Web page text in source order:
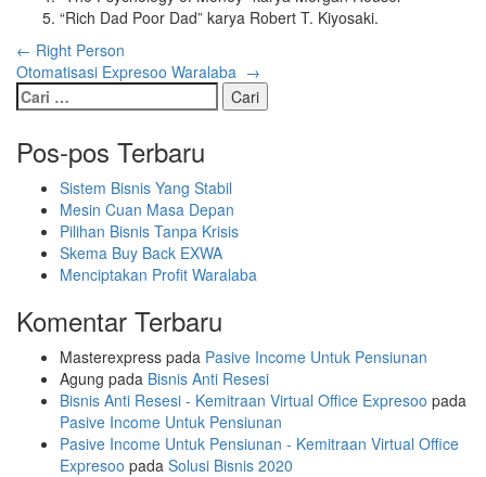
“Rich Dad Poor Dad” karya Robert T. Kiyosaki.
Navigasi
pos
← Right Person
Otomatisasi Expresoo Waralaba →
Cari
untuk:
Pos-pos Terbaru
Sistem Bisnis Yang Stabil
Mesin Cuan Masa Depan
Pilihan Bisnis Tanpa Krisis
Skema Buy Back EXWA
Menciptakan Profit Waralaba
Komentar Terbaru
Masterexpress pada Pasive Income Untuk Pensiunan
Agung pada Bisnis Anti Resesi
Bisnis Anti Resesi - Kemitraan Virtual Office Expresoo pada
Pasive Income Untuk Pensiunan
Pasive Income Untuk Pensiunan - Kemitraan Virtual Office
Expresoo pada Solusi Bisnis 2020